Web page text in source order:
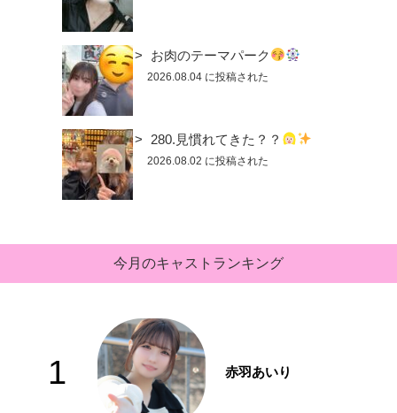
お肉のテーマパーク
2026.08.04 に投稿された
280.見慣れてきた？？
2026.08.02 に投稿された
今月のキャストランキング
1 赤羽あいり